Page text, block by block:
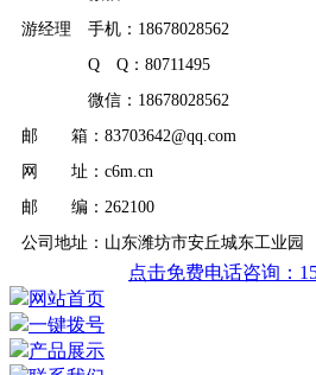
游经理 手机：18678028562
Q Q：80711495
微信：18678028562
邮 箱：83703642@qq.com
网 址：c6m.cn
邮 编：262100
公司地址：山东潍坊市安丘城东工业园
点击免费电话咨询：
网站首页
一键拨号
产品展示